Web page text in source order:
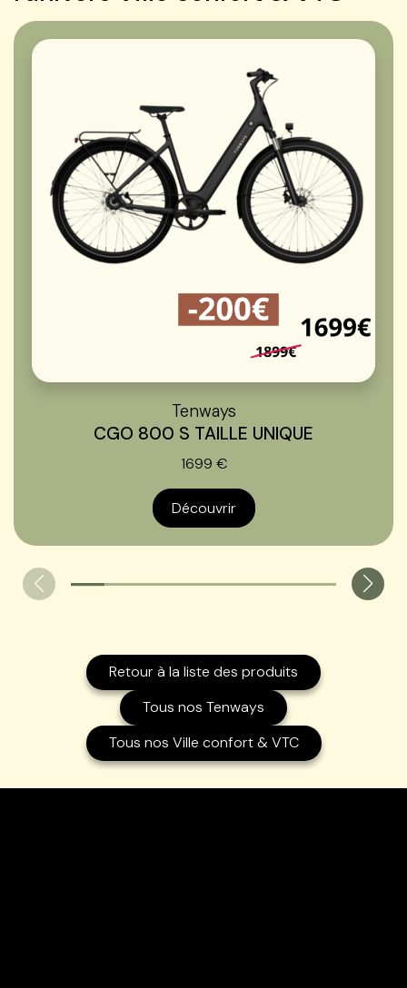
Tenways
CGO 800 S TAILLE UNIQUE
1699 €
Découvrir
Retour à la liste des produits
Tous nos Tenways
Tous nos Ville confort & VTC